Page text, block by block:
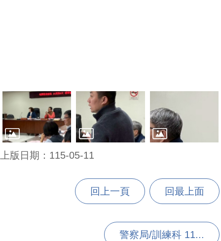
上版日期：115-05-11
回上一頁 回最上面
警察局/訓練科 11...